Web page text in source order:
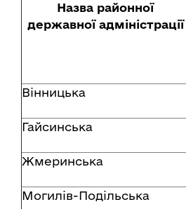
Назва районної
державної адміністрації
Вінницька
Гайсинська
Жмеринська
Могилів-Подільська